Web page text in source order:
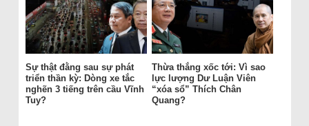
Sự thật đằng sau sự phát
triển thần kỳ: Dòng xe tắc
nghẽn 3 tiếng trên cầu Vĩnh
Tuy?
Thừa thắng xốc tới: Vì sao
lực lượng Dư Luận Viên
“xóa sổ” Thích Chân
Quang?